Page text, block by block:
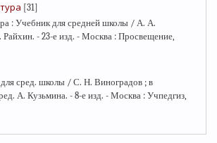
[31]
: Учебник для средней школы / А. А.
- 23-е изд. - Москва : Просвещение,
сред. школы / С. Н. Виноградов ; в
А. Кузьмина. - 8-е изд. - Москва : Учпедгиз,